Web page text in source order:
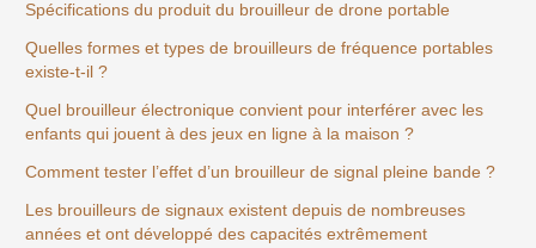
Spécifications du produit du brouilleur de drone portable
Quelles formes et types de brouilleurs de fréquence portables
existe-t-il ?
Quel brouilleur électronique convient pour interférer avec les
enfants qui jouent à des jeux en ligne à la maison ?
Comment tester l’effet d’un brouilleur de signal pleine bande ?
Les brouilleurs de signaux existent depuis de nombreuses
années et ont développé des capacités extrêmement